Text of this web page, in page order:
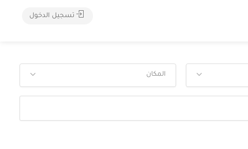
تسجيل الدخول
المكان